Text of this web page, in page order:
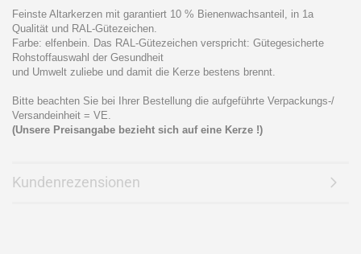
Feinste Altarkerzen mit garantiert 10 % Bienenwachsanteil, in 1a
Qualität und RAL-Gütezeichen.
Farbe: elfenbein. Das RAL-Gütezeichen verspricht: Gütegesicherte
Rohstoffauswahl der Gesundheit
und Umwelt zuliebe und damit die Kerze bestens brennt.
Bitte beachten Sie bei Ihrer Bestellung die aufgeführte Verpackungs-/
Versandeinheit = VE.
(Unsere Preisangabe bezieht sich auf eine Kerze !)
Kundenrezensionen